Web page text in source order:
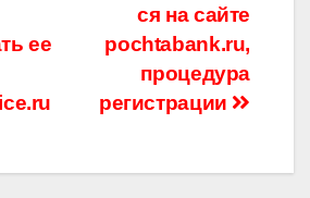
ся на сайте
pochtabank.ru,
процедура
регистрации
ее